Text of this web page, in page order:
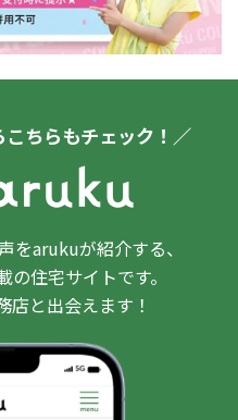
ちらもチェック！／
をarukuが紹介する、
住宅サイトです。
店と出会えます！